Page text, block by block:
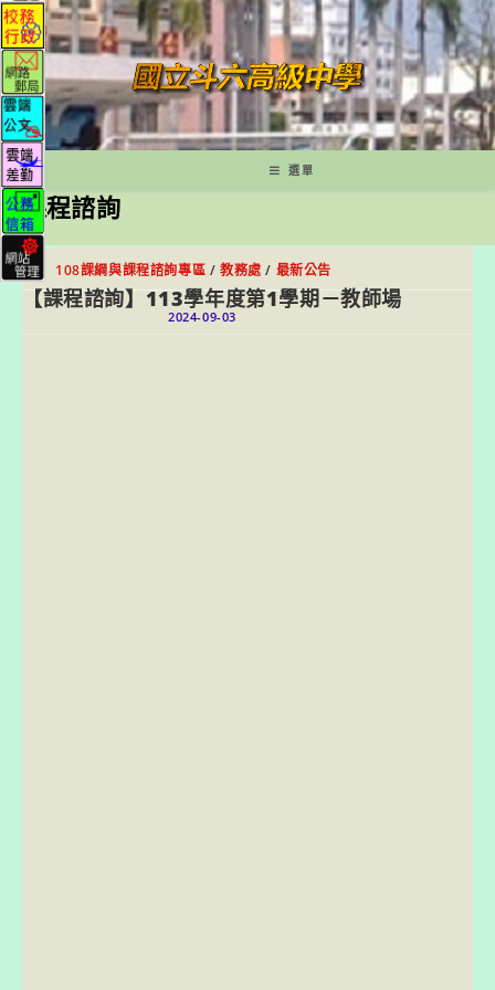
跳
轉
至
主
要
內
容
選單
課程諮詢
108課綱與課程諮詢專區 /教務處 / 最新公告
【課程諮詢】113學年度第1學期－教師場
2024-09-03